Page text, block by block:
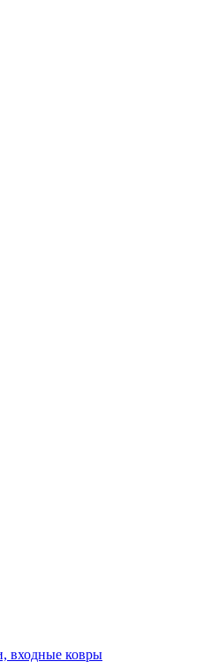
входные ковры